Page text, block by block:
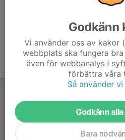
Godkänn
Vi använder oss av kakor
webbplats ska fungera
även för webbanalys i
förbättra våra
Så använder
Godkänn
Bara